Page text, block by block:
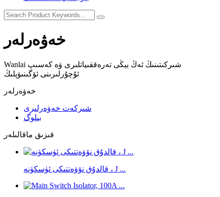
خەۋەرلەر
Wanlai شىركىتىنىڭ ئەڭ يېڭى تەرەققىياتلىرى ۋە كەسىپ
ئۇچۇرلىرىنى ئۆگىنىۋېلىڭ
خەۋەرلەر
شىركەت خەۋەرلىرى
بىلوگ
قىزىق ماقالىلەر
قالدۇق نۆۋەتتىكى ئۈسكۈنە ، J ...